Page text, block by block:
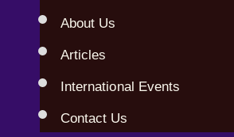
About Us
Articles
International Events
Contact Us